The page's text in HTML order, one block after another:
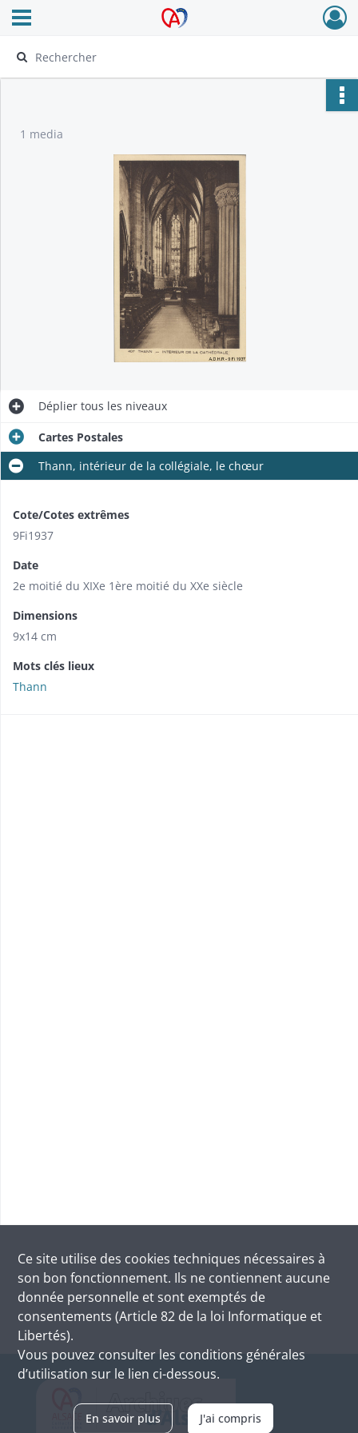
Archives Alsace - Colmar
Ouvrir le menu déroulant
1 media
Déplier tous les niveaux
Cartes Postales
Thann, intérieur de la collégiale, le chœur
Cote/Cotes extrêmes
9Fi1937
Date
2e moitié du XIXe 1ère moitié du XXe siècle
Dimensions
9x14 cm
Mots clés lieux
Thann
Ce site utilise des cookies techniques nécessaires à
son bon fonctionnement. Ils ne contiennent aucune
donnée personnelle et sont exemptés de
consentements (Article 82 de la loi Informatique et
Libertés).
Vous pouvez consulter les conditions générales
d’utilisation sur le lien ci-dessous.
En savoir plus J'ai compris